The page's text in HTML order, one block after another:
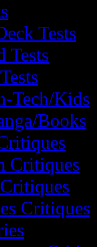
Tests
Tests
Tech/Kids
Books
Critiques
Critiques